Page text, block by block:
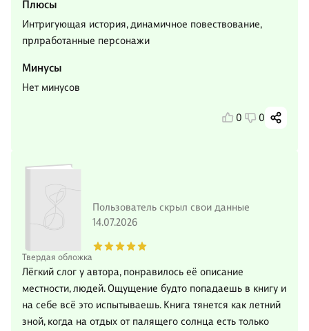
Плюсы
Интригующая история, динамичное повествование,
прлработанные персонажи
Минусы
Нет минусов
0 0
Твердая обложка
Пользователь скрыл свои данные
14.07.2026
Лёгкий слог у автора, понравилось её описание
местности, людей. Ощущение будто попадаешь в книгу и
на себе всё это испытываешь. Книга тянется как летний
зной, когда на отдых от палящего солнца есть только